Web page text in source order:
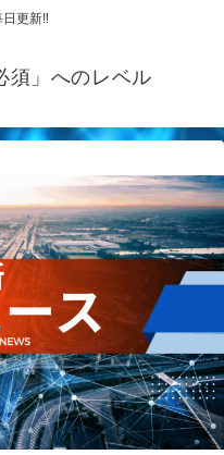
更新‼
須」へのレベル